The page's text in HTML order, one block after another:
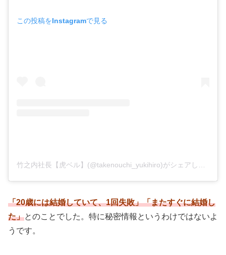
この投稿をInstagramで見る
竹之内社長【虎ベル】(@takenouchi_yukihiro)がシェアした投稿
「20歳には結婚していて、1回失敗」「またすぐに結婚し
た」とのことでした。特に秘密情報というわけではないよ
うです。